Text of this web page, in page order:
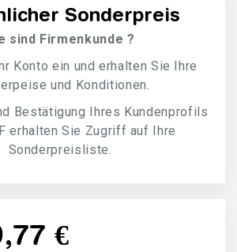
Sonderpreis
sind Firmenkunde ?
Konto ein und erhalten Sie Ihre
und Konditionen.
Bestätigung Ihres Kundenprofils
erhalten Sie Zugriff auf Ihre
Sonderpreisliste.
€